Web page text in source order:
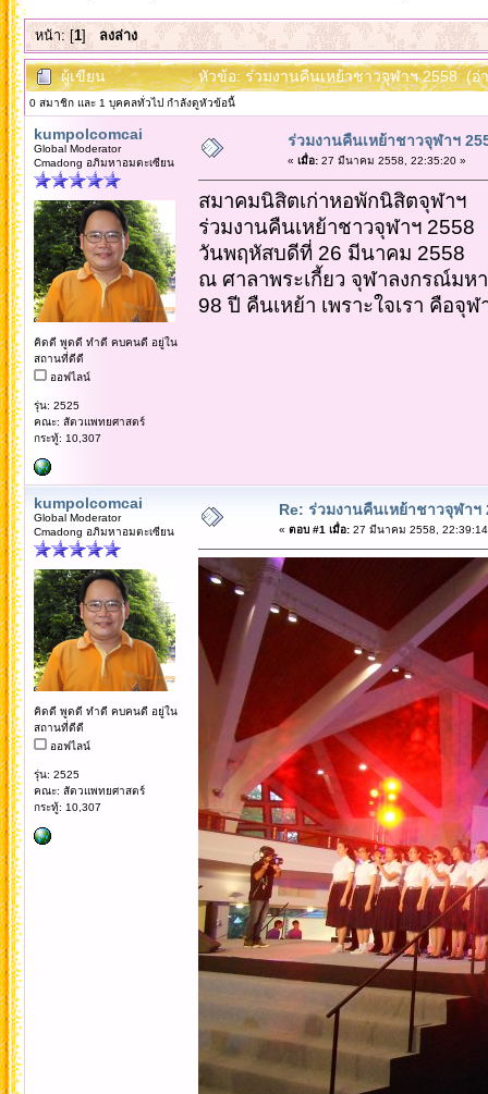
หน้า: [1] ลงล่าง
ผู้เขียน หัวข้อ: ร่วมงานคืนเหย้าชาวจุฬาฯ 2558 (อ่
0 สมาชิก และ 1 บุคคลทั่วไป กำลังดูหัวข้อนี้
kumpolcomcai
Global Moderator
Cmadong อภิมหาอมตะเซียน
คิดดี พูดดี ทำดี คบคนดี อยู่ใน
สถานที่ดีดี
ออฟไลน์
รุ่น: 2525
คณะ: สัตวแพทยศาสตร์
กระทู้: 10,307
ร่วมงานคืนเหย้าชาวจุฬาฯ
« เมื่อ:27 มีนาคม 2558, 22:35:20 »
สมาคมนิสิตเก่าหอพักนิสิตจุฬาฯ
ร่วมงานคืนเหย้าชาวจุฬาฯ 2558
วันพฤหัสบดีที่ 26 มีนาคม 2558
ณ ศาลาพระเกี้ยว จุฬาลงกรณ์มห
98 ปี คืนเหย้า เพราะใจเรา คือจุฬ
kumpolcomcai
Global Moderator
Cmadong อภิมหาอมตะเซียน
คิดดี พูดดี ทำดี คบคนดี อยู่ใน
สถานที่ดีดี
ออฟไลน์
รุ่น: 2525
คณะ: สัตวแพทยศาสตร์
กระทู้: 10,307
Re: ร่วมงานคืนเหย้าชาวจุฬาฯ
« ตอบ #1 เมื่อ:27 มีนาคม 2558,